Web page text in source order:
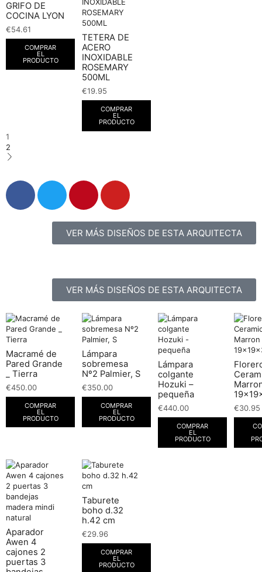
GRIFO DE
COCINA LYON
€54.61
COMPRAR
EL
PRODUCTO
TETERA DE
ACERO
INOXIDABLE
ROSEMARY
500ML
€19.95
COMPRAR
EL
PRODUCTO
1
2
VER MÁS DISEÑOS DE ESTA ARQUITECTA
VER MÁS DISEÑOS DE ESTA ARQUITECTA
Macramé de
Pared Grande
_ Tierra
€450.00
COMPRAR
EL
PRODUCTO
Lámpara
sobremesa
Nº2 Palmier, S
€350.00
COMPRAR
EL
PRODUCTO
Lámpara
colgante
Hozuki –
pequeña
€440.00
COMPRAR
EL
PRODUCTO
€30.95
Aparador
Awen 4
cajones 2
puertas 3
Taburete
boho d.32
h.42 cm
€29.96
COMPRAR
EL
PRODUCTO